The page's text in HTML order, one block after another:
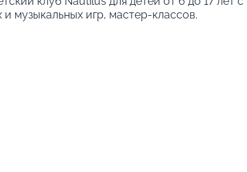
музыкальных игр, мастер-классов.